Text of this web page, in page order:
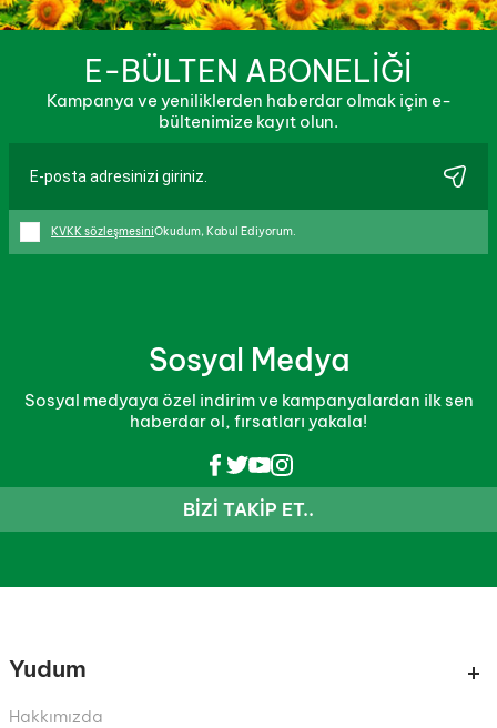
E-BÜLTEN ABONELİĞİ
Kampanya ve yeniliklerden haberdar olmak için e-
bültenimize kayıt olun.
KVKK sözleşmesiniOkudum, Kabul Ediyorum.
Sosyal Medya
Sosyal medyaya özel indirim ve kampanyalardan ilk sen
haberdar ol, fırsatları yakala!
BIZI TAKIP ET..
Yudum
Hakkımızda